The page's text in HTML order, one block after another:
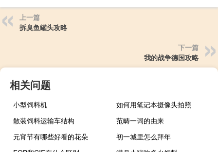
上一篇
拆臭鱼罐头攻略
下一篇
我的战争德国攻略
相关问题
小型饲料机
如何用笔记本摄像头拍照
散装饲料运输车结构
范畴一词的由来
元宵节有哪些好看的花朵
初一城里怎么拜年